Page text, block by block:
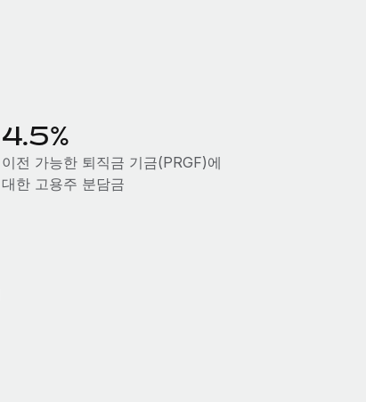
4.5%
이전 가능한 퇴직금 기금(PRGF)에
대한 고용주 분담금